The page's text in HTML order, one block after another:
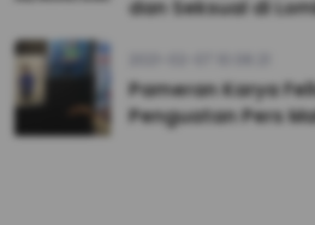
dan Seksual di
Pameran Karya
Penguatan Pers